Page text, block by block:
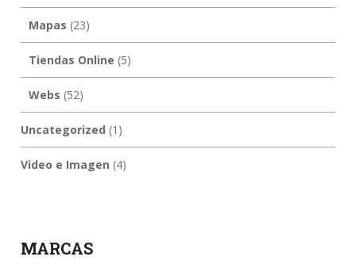
Mapas (23)
Tiendas Online (5)
Webs (52)
Uncategorized (1)
Video e Imagen (4)
MARCAS